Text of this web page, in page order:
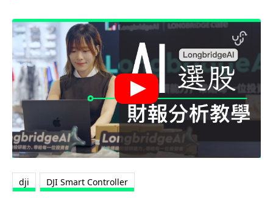
dji DJI Smart Controller